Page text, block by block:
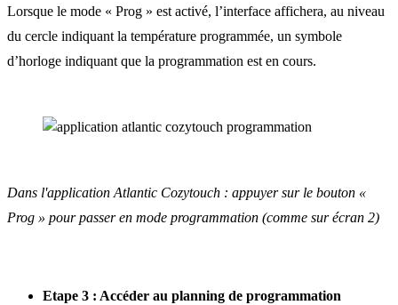
Lorsque le mode « Prog » est activé, l’interface affichera, au niveau
du cercle indiquant la température programmée, un symbole
d’horloge indiquant que la programmation est en cours.
Dans l'application Atlantic Cozytouch : appuyer sur le bouton «
Prog » pour passer en mode programmation (comme sur écran 2)
Etape 3 : Accéder au planning de programmation